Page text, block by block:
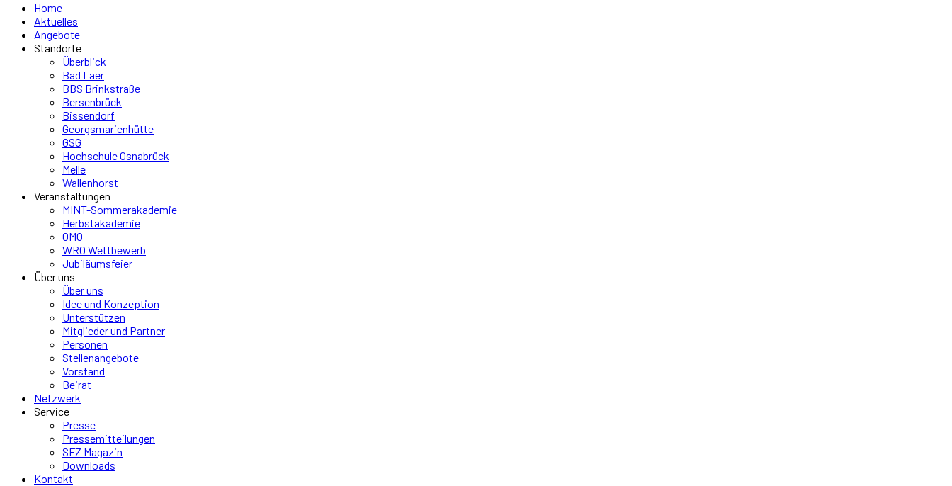
Home
Aktuelles
Angebote
Standorte
Überblick
Bad Laer
BBS Brinkstraße
Bersenbrück
Bissendorf
Georgsmarienhütte
GSG
Hochschule Osnabrück
Melle
Wallenhorst
Veranstaltungen
MINT-Sommerakademie
Herbstakademie
OMO
WRO Wettbewerb
Jubiläumsfeier
Über uns
Über uns
Idee und Konzeption
Unterstützen
Mitglieder und Partner
Personen
Stellenangebote
Vorstand
Beirat
Netzwerk
Service
Presse
Pressemitteilungen
SFZ Magazin
Downloads
Kontakt